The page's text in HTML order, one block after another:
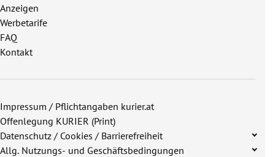
Anzeigen
Werbetarife
FAQ
Kontakt
Impressum / Pflichtangaben kurier.at
Offenlegung KURIER (Print)
Datenschutz / Cookies / Barrierefreiheit
Allg. Nutzungs- und Geschäftsbedingungen